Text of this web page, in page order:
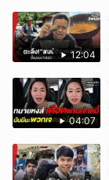
12:04
04:07